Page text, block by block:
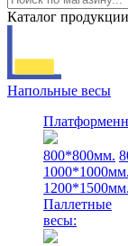
Каталог продукции
Напольные весы
800*800мм.
1000*1000мм.
1200*1500мм.
Паллетные
весы: